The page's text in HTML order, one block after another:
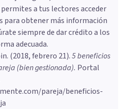
a tus lectores acceder
para obtener más información
siempre de dar crédito a los
adecuada.
. (2018, febrero 21).5 beneficios
(bien gestionada). Portal
pareja/beneficios-